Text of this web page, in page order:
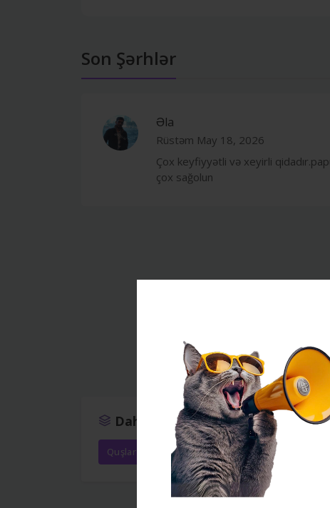
Son Şərhlər
Əla
Rüstəm May 18, 2026
Çox keyfiyyətli və xeyirli
çox sağolun
Daha çox bax
Quşlar Yemlər Hamısı məhsulları